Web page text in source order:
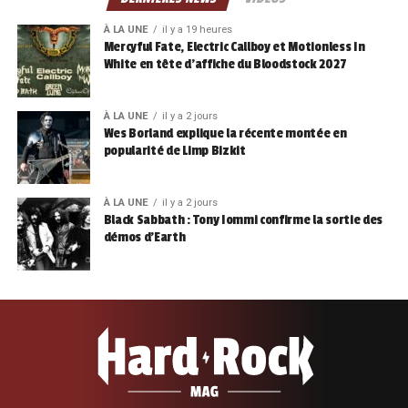
À LA UNE il y a 19 heures
Mercyful Fate, Electric Callboy et Motionless In
White en tête d’affiche du Bloodstock 2027
À LA UNE il y a 2 jours
Wes Borland explique la récente montée en
popularité de Limp Bizkit
À LA UNE il y a 2 jours
Black Sabbath : Tony Iommi confirme la sortie des
démos d’Earth